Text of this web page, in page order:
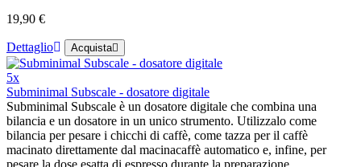
19,90 €
Dettaglio Acquista
5x
Subminimal Subscale - dosatore digitale
Subminimal Subscale è un dosatore digitale che combina una
bilancia e un dosatore in un unico strumento. Utilizzalo come
bilancia per pesare i chicchi di caffè, come tazza per il caffè
macinato direttamente dal macinacaffè automatico e, infine, per